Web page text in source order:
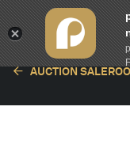
AUCTION